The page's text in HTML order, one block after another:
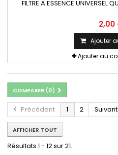
FILTRE A ESSENCE UNIVERSEL
2,00
Ajouter
Ajouter au
COMPARER (0)
Précédent 1 2 Suivant
AFFICHER TOUT
Résultats 1 - 12 sur 21.